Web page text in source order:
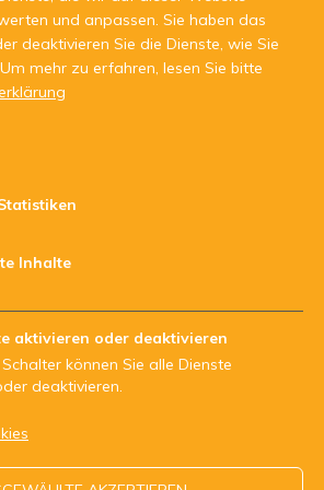
DER JUGENDDIENSTE - Str.Nr.
und anpassen. Sie haben das
deaktivieren Sie die Dienste, wie Sie
Um mehr zu erfahren, lesen Sie bitte
Inhalte
aktivieren oder deaktivieren
können Sie alle Dienste
deaktivieren.